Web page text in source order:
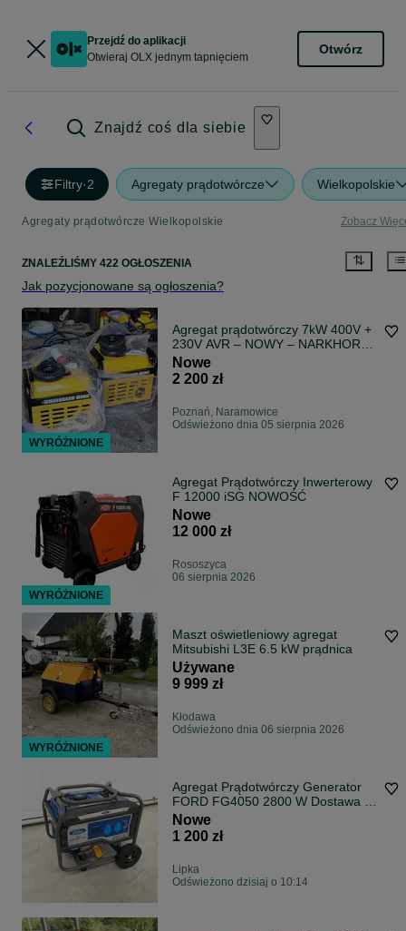
Przejdź do aplikacji
Otwieraj OLX jednym tapnięciem
Otwórz
Znajdź coś dla siebie
Filtry·2 Agregaty prądotwórcze Wielkopolskie
Agregaty prądotwórcze Wielkopolskie Zobacz
ZNALEŹLIŚMY 422 OGŁOSZENIA
Jak pozycjonowane są ogłoszenia?
Agregat prądotwórczy 7kW 400V +
230V AVR – NOWY – NARKHORB
N6795XB7
Nowe
2 200 zł
Poznań, Naramowice
Odświeżono dnia 05 sierpnia 2026
Agregat Prądotwórczy Inwerterowy
F 12000 iSG NOWOŚĆ
Nowe
12 000 zł
Rososzyca
06 sierpnia 2026
Maszt oświetleniowy agregat
Mitsubishi L3E 6.5 kW prądnica
Używane
9 999 zł
Kłodawa
Odświeżono dnia 06 sierpnia 2026
Agregat Prądotwórczy Generator
FORD FG4050 2800 W Dostawa w
cenie.
Nowe
1 200 zł
Lipka
Odświeżono dzisiaj o 10:14
WYRÓŻNIONE
WYRÓŻNIONE
WYRÓŻNIONE